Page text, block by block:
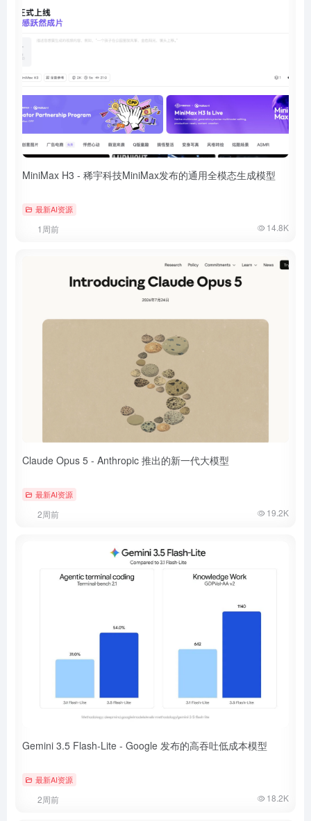
MiniMax H3 - 稀宇科技MiniMax发布的通用全模态生成模型
最新AI资源
1周前 14.8K
Claude Opus 5 - Anthropic 推出的新一代大模型
最新AI资源
2周前 19.2K
Gemini 3.5 Flash-Lite - Google 发布的高吞吐低成本模型
最新AI资源
2周前 18.2K